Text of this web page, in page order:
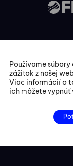
Používame
zážitok z našej
Viac informácií o
ich môžete vypnúť